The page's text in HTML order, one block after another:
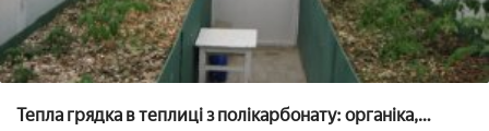
Тепла грядка в теплиці з полікарбонату: органіка,